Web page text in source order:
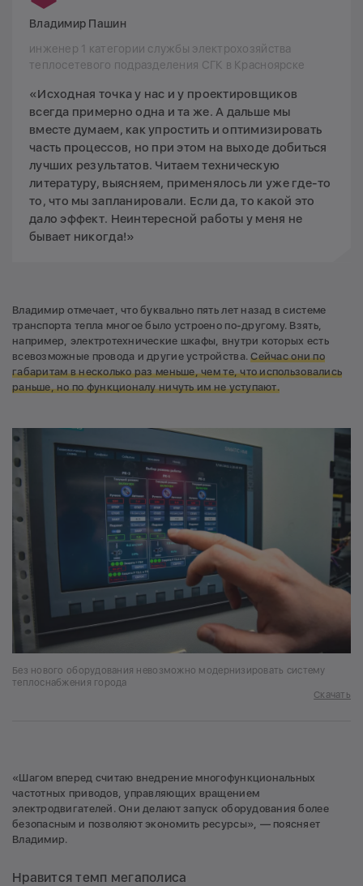
Владимир Пашин
инженер 1 категории службы электрохозяйства
теплосетевого подразделения СГК в Красноярске
«Исходная точка у нас и у проектировщиков
всегда примерно одна и та же. А дальше мы
вместе думаем, как упростить и оптимизировать
часть процессов, но при этом на выходе добиться
лучших результатов. Читаем техническую
литературу, выясняем, применялось ли уже где-то
то, что мы запланировали. Если да, то какой это
дало эффект. Неинтересной работы у меня не
бывает никогда!»
Владимир отмечает, что буквально пять лет назад в системе
транспорта тепла многое было устроено по-другому. Взять,
например, электротехнические шкафы, внутри которых есть
всевозможные провода и другие устройства.Сейчас они по
габаритам в несколько раз меньше, чем те, что использовались
раньше, но по функционалу ничуть им не уступают.
Без нового оборудования невозможно модернизировать систему
теплоснабжения города
Скачать
«Шагом вперед считаю внедрение многофункциональных
частотных приводов, управляющих вращением
электродвигателей. Они делают запуск оборудования более
безопасным и позволяют экономить ресурсы», — поясняет
Владимир.
Нравится темп мегаполиса